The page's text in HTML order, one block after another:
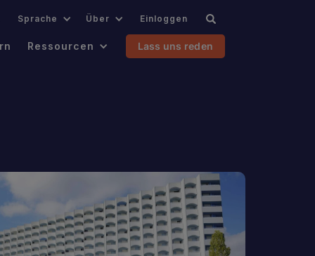
Sprache Über Einloggen
Ressourcen Lass uns reden